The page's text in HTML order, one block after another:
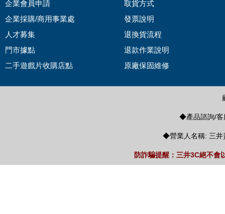
企業會員申請
企業採購/商用事業處
人才募集
門市據點
二手遊戲片收購店點
取貨方式
發票說明
退換貨流程
退款作業說明
原廠保固維修
◆產品諮詢/客
◆營業人名稱: 三井
防詐騙提醒：三井3C絕不會